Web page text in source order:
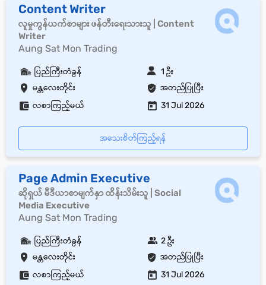
Content Writer
လူမှုကွန်ယက်စာများ ဖန်တီးရေးသားသူ | Content
Writer
Aung Sat Mon Trading
မန္တလေးတိုင်း အတည်ပြုပြီး
ပြည်ကြီးတံခွန် 1 ဦး
လစာကြည့်မယ် 31 Jul 2026
အသေးစိတ်ကြည့်ရန်
Page Admin Executive
ဆိုရှယ် မီဒီယာစာမျက်နှာ ထိန်းသိမ်းသူ | Social
Media Executive
Aung Sat Mon Trading
မန္တလေးတိုင်း အတည်ပြုပြီး
ပြည်ကြီးတံခွန် 2 ဦး
လစာကြည့်မယ် 31 Jul 2026